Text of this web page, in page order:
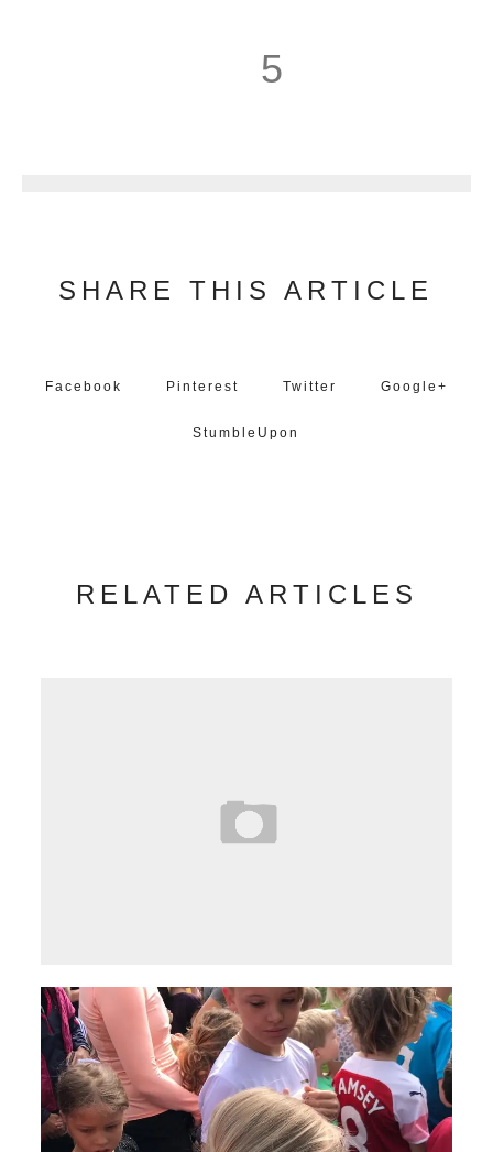
5
SHARE THIS ARTICLE
Facebook Pinterest Twitter Google+
StumbleUpon
RELATED ARTICLES